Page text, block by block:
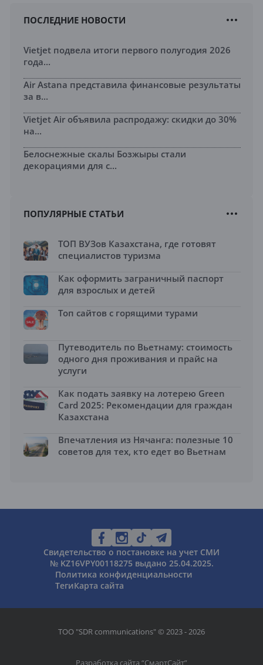
ПОСЛЕДНИЕ НОВОСТИ
Vietjet подвела итоги первого полугодия 2026
года...
Air Astana представила финансовые результаты
за в...
Vietjet Air объявила распродажу: скидки до 30%
на...
Белоснежные скалы Бозжыры стали
декорациями для с...
ПОПУЛЯРНЫЕ СТАТЬИ
ТОП ВУЗов Казахстана, где готовят
специалистов туризма
Как оформить заграничный паспорт
для взрослых и детей
Топ сайтов с горящими турами
Путеводитель по Вьетнаму: стоимость
одного дня проживания и прайс на
услуги
Как подать заявку на лотерею Green
Card 2025: Рекомендации для граждан
Казахстана
Впечатления из Нячанга: полезные 10
советов для тех, кто едет во Вьетнам
Свидетельство о постановке на учет СМИ
№ KZ16VPY00118275 выдано 25.04.2025.
Политика конфиденциальности
ТегиКарта сайта
ТОО "SDR communications" © 2023 - 2026
Разработка сайта “СмартСайт”